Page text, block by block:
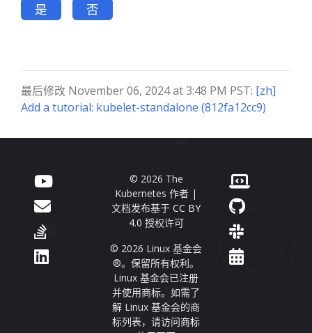
是 否
最后修改 November 06, 2024 at 3:48 PM PST: [zh]
Add a tutorial: kubelet-standalone (812fa12cc9)
© 2026 The
Kubernetes 作者 |
文档发布基于 CC BY
4.0 授权许可
© 2026 Linux 基金会
®。保留所有权利。
Linux 基金会已注册
并使用商标。如需了
解 Linux 基金会的商
标列表，请访问商标